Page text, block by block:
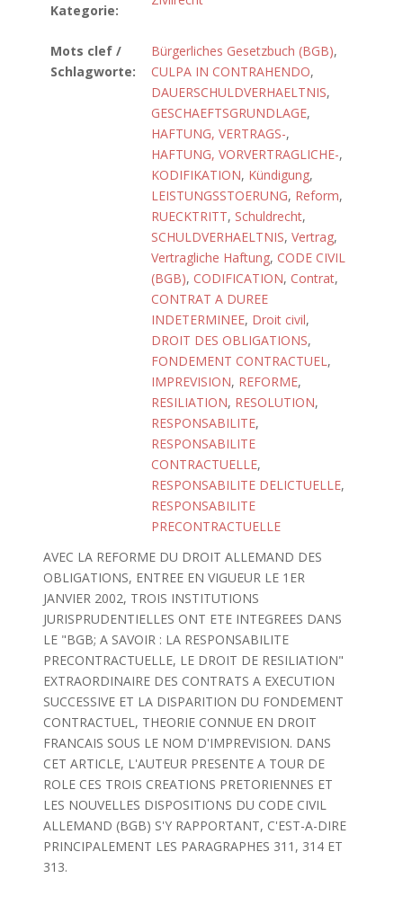
Kategorie:
Mots clef /
Schlagworte:
Bürgerliches Gesetzbuch (BGB),
CULPA IN CONTRAHENDO,
DAUERSCHULDVERHAELTNIS,
GESCHAEFTSGRUNDLAGE,
HAFTUNG, VERTRAGS-,
HAFTUNG, VORVERTRAGLICHE-,
KODIFIKATION, Kündigung,
LEISTUNGSSTOERUNG, Reform,
RUECKTRITT, Schuldrecht,
SCHULDVERHAELTNIS, Vertrag,
Vertragliche Haftung, CODE CIVIL
(BGB), CODIFICATION, Contrat,
CONTRAT A DUREE
INDETERMINEE, Droit civil,
DROIT DES OBLIGATIONS,
FONDEMENT CONTRACTUEL,
IMPREVISION, REFORME,
RESILIATION, RESOLUTION,
RESPONSABILITE,
RESPONSABILITE
CONTRACTUELLE,
RESPONSABILITE DELICTUELLE,
RESPONSABILITE
PRECONTRACTUELLE
AVEC LA REFORME DU DROIT ALLEMAND DES
OBLIGATIONS, ENTREE EN VIGUEUR LE 1ER
JANVIER 2002, TROIS INSTITUTIONS
JURISPRUDENTIELLES ONT ETE INTEGREES DANS
LE "BGB; A SAVOIR : LA RESPONSABILITE
PRECONTRACTUELLE, LE DROIT DE RESILIATION"
EXTRAORDINAIRE DES CONTRATS A EXECUTION
SUCCESSIVE ET LA DISPARITION DU FONDEMENT
CONTRACTUEL, THEORIE CONNUE EN DROIT
FRANCAIS SOUS LE NOM D'IMPREVISION. DANS
CET ARTICLE, L'AUTEUR PRESENTE A TOUR DE
ROLE CES TROIS CREATIONS PRETORIENNES ET
LES NOUVELLES DISPOSITIONS DU CODE CIVIL
ALLEMAND (BGB) S'Y RAPPORTANT, C'EST-A-DIRE
PRINCIPALEMENT LES PARAGRAPHES 311, 314 ET
313.